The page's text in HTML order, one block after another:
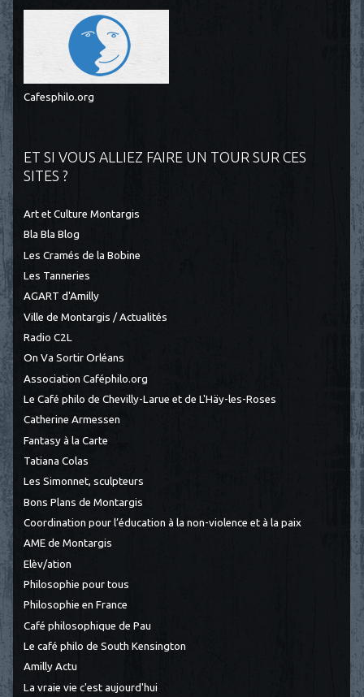
Cafesphilo.org
ET SI VOUS ALLIEZ FAIRE UN TOUR SUR CES
SITES ?
Art et Culture Montargis
Bla Bla Blog
Les Cramés de la Bobine
Les Tanneries
AGART d'Amilly
Ville de Montargis / Actualités
Radio C2L
On Va Sortir Orléans
Association Caféphilo.org
Le Café philo de Chevilly-Larue et de L'Häy-les-Roses
Catherine Armessen
Fantasy à la Carte
Tatiana Colas
Les Simonnet, sculpteurs
Bons Plans de Montargis
Coordination pour l’éducation à la non-violence et à la paix
AME de Montargis
Elèv/ation
Philosophie pour tous
Philosophie en France
Café philosophique de Pau
Le café philo de South Kensington
Amilly Actu
La vraie vie c'est aujourd'hui